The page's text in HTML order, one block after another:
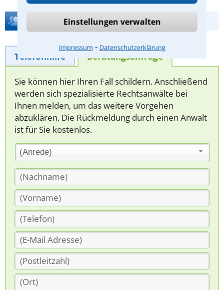
Einstellungen verwalten
Impressum ⁃ Datenschutzerklärung
Hilfe bei Ihrer Anwaltsuche?
Telefonhilfe Beratungsanfrage
Sie können hier Ihren Fall schildern. Anschließend
werden sich spezialisierte Rechtsanwälte bei
Ihnen melden, um das weitere Vorgehen
abzuklären. Die Rückmeldung durch einen Anwalt
ist für Sie kostenlos.
(Anrede)